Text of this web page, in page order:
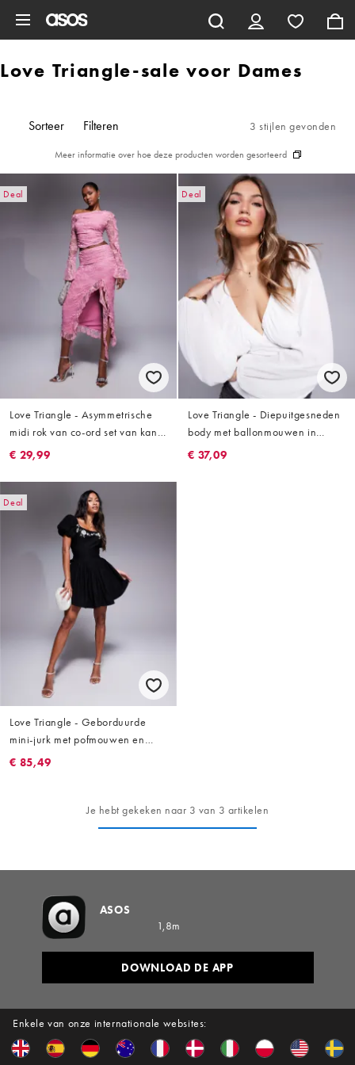
Love Triangle-sale voor Dames
Sorteer Filteren 3 stijlen gevonden
Meer informatie over hoe deze producten worden gesorteerd
Deal
Love Triangle - Asymmetrische
midi rok van co-ord set van kant
met ruche in oudroze
€ 29,99
Deal
Love Triangle - Diepuitgesneden
body met ballonmouwen in
crème
€ 37,09
Deal
Love Triangle - Geborduurde
mini-jurk met pofmouwen en
open achterkant in zwart
€ 85,49
Je hebt gekeken naar 3 van 3 artikelen
Enkele van onze internationale websites:
ASOS
1,8m
DOWNLOAD DE APP